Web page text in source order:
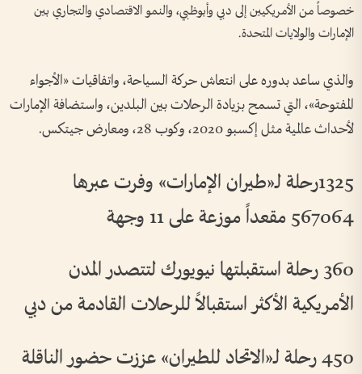
خصوصاً من الأمريكيين إلى دبي وأبوظبي، والنمو الاقتصادي والتجاري بين
الإمارات والولايات المتحدة.
والذي ساعد بدوره على انتعاش حركة السياحة، واتفاقيات «الأجواء
المفتوحة»، التي تسمح بزيادة الرحلات بين البلدين، واستضافة الإمارات
لأحداث عالمية مثل إكسبو 2020، وكوب 28، ومعارض جيتكس.
1325رحلة لـ«طيران الإمارات» وفرت عبرها
567064 مقعداً موزعة على 11 وجهة
360 رحلة استقبلتها نيويورك لتتصدر المدن
الأمريكية الأكثر استقبالاً للرحلات القادمة من دبي
450 رحلة لـ«الاتحاد للطيران» عززت حضور الناقلة